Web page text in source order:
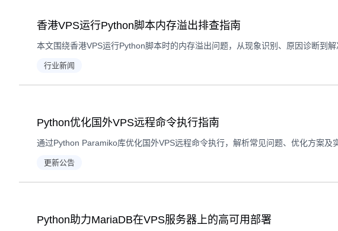
香港VPS运行Python脚本内存溢出排查指南
行业新闻
Python优化国外VPS远程命令执行指南
更新公告
Python助力MariaDB在VPS服务器上的高可用部署